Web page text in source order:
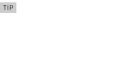
TIP